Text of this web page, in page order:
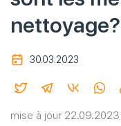
nettoyage?
30.03.2023
mise à jour 22.09.2023